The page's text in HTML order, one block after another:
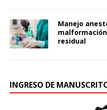
Manejo
residual
INGRESO DE